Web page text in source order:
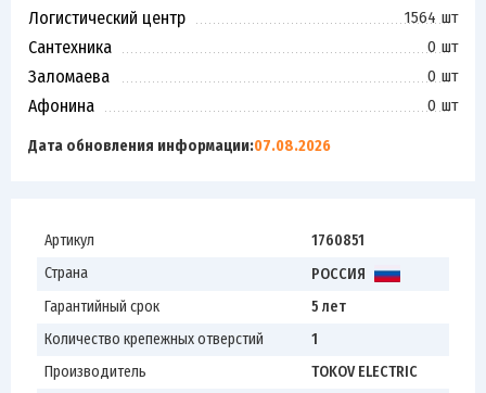
Логистический центр 1564 шт
Сантехника 0 шт
Заломаева 0 шт
Афонина 0 шт
Дата обновления информации:07.08.2026
Артикул
1760851
Страна
РОССИЯ
Гарантийный срок
5 лет
Количество крепежных отверстий
1
Производитель
TOKOV ELECTRIC